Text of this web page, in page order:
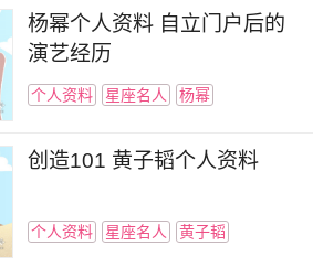
不失霸气的四海八荒第一绝
神白浅，该剧则以双台平均破
同时段电视剧收视冠军，其全
众的认可，并连续成为了各热
4月30日，杨幂凭借《逆时营
斯顿国际电影节最佳女主角
杨幂个人资料 自立门户后的
演艺经历
个人资料 星座名人 杨幂
创造101 黄子韬个人资料
个人资料 星座名人 黄子韬